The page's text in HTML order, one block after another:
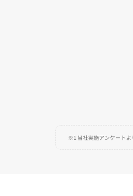
※1 当社実施アンケートよ